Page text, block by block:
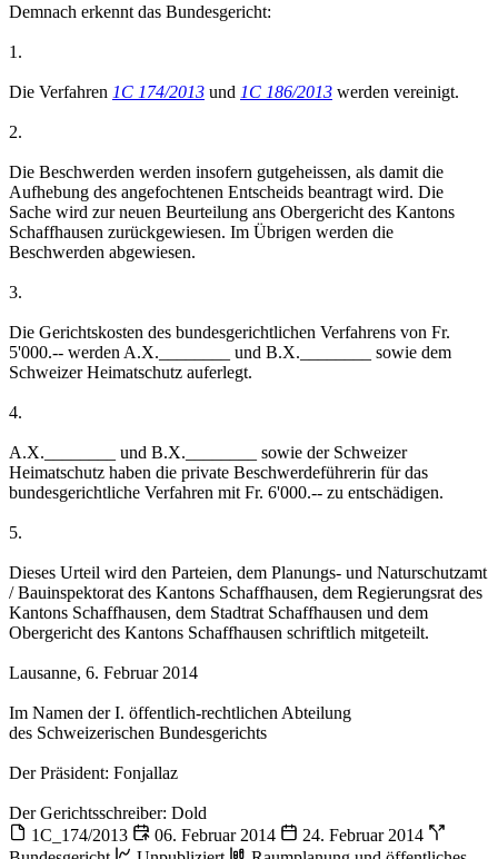
Demnach erkennt das Bundesgericht:
1.
Die Verfahren 1C 174/2013 und 1C 186/2013 werden vereinigt.
2.
Die Beschwerden werden insofern gutgeheissen, als damit die
Aufhebung des angefochtenen Entscheids beantragt wird. Die
Sache wird zur neuen Beurteilung ans Obergericht des Kantons
Schaffhausen zurückgewiesen. Im Übrigen werden die
Beschwerden abgewiesen.
3.
Die Gerichtskosten des bundesgerichtlichen Verfahrens von Fr.
5'000.-- werden A.X.________ und B.X.________ sowie dem
Schweizer Heimatschutz auferlegt.
4.
A.X.________ und B.X.________ sowie der Schweizer
Heimatschutz haben die private Beschwerdeführerin für das
bundesgerichtliche Verfahren mit Fr. 6'000.-- zu entschädigen.
5.
Dieses Urteil wird den Parteien, dem Planungs- und Naturschutzamt
/ Bauinspektorat des Kantons Schaffhausen, dem Regierungsrat des
Kantons Schaffhausen, dem Stadtrat Schaffhausen und dem
Obergericht des Kantons Schaffhausen schriftlich mitgeteilt.
Lausanne, 6. Februar 2014
Im Namen der I. öffentlich-rechtlichen Abteilung
des Schweizerischen Bundesgerichts
Der Präsident: Fonjallaz
Der Gerichtsschreiber: Dold
1C_174/2013
06. Februar 2014
24. Februar 2014